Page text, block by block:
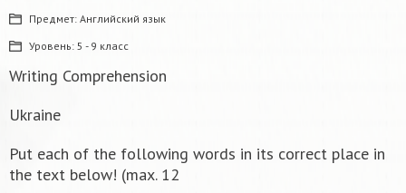
Предмет: Английский язык
Уровень: 5 - 9 класс
Writing Comprehension
Ukraine
Put each of the following words in its correct place in
the text below! (max. 12